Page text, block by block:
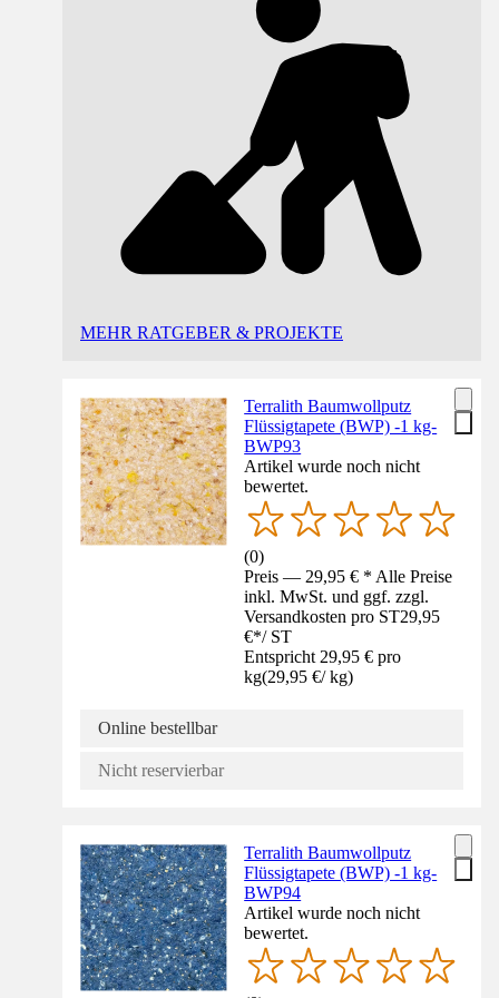
MEHR RATGEBER & PROJEKTE
Terralith Baumwollputz
Flüssigtapete (BWP) -1 kg-
BWP93
Artikel wurde noch nicht
bewertet.
(0)
Preis — 29,95 € * Alle Preise
inkl. MwSt. und ggf. zzgl.
Versandkosten pro ST29,95
€*/ ST
Entspricht 29,95 € pro
kg(29,95 €/ kg)
Online bestellbar
Nicht reservierbar
Terralith Baumwollputz
Flüssigtapete (BWP) -1 kg-
BWP94
Artikel wurde noch nicht
bewertet.